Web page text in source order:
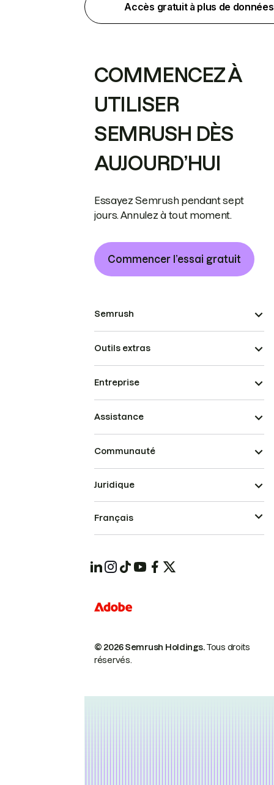
Accès gratuit à plus de données
COMMENCEZ À
UTILISER
SEMRUSH DÈS
AUJOURD’HUI
Essayez Semrush pendant sept
jours. Annulez à tout moment.
Commencer l’essai gratuit
Semrush
Outils extras
Entreprise
Assistance
Communauté
© 2026 Semrush Holdings.Tous droits
réservés.
Juridique
Français